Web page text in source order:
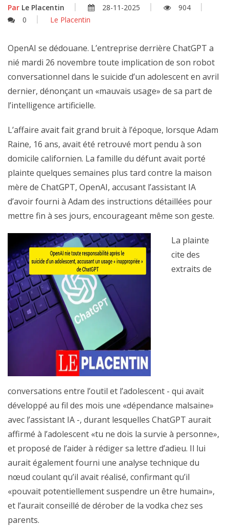
Par Le Placentin 28-11-2025
904
0
Le Placentin
OpenAI se dédouane. L’entreprise derrière ChatGPT a
nié mardi 26 novembre toute implication de son robot
conversationnel dans le suicide d’un adolescent en avril
dernier, dénonçant un «mauvais usage» de sa part de
l’intelligence artificielle.
L’affaire avait fait grand bruit à l’époque, lorsque Adam
Raine, 16 ans, avait été retrouvé mort pendu à son
domicile californien. La famille du défunt avait porté
plainte quelques semaines plus tard contre la maison
mère de ChatGPT, OpenAI, accusant l’assistant IA
d’avoir fourni à Adam des instructions détaillées pour
mettre fin à ses jours, encourageant même son geste.
La plainte
cite des
extraits de
conversations entre l’outil et l’adolescent - qui avait
développé au fil des mois une «dépendance malsaine»
avec l’assistant IA -, durant lesquelles ChatGPT aurait
affirmé à l’adolescent «tu ne dois la survie à personne»,
et proposé de l’aider à rédiger sa lettre d’adieu. Il lui
aurait également fourni une analyse technique du
nœud coulant qu’il avait réalisé, confirmant qu’il
«pouvait potentiellement suspendre un être humain»,
et l’aurait conseillé de dérober de la vodka chez ses
parents.